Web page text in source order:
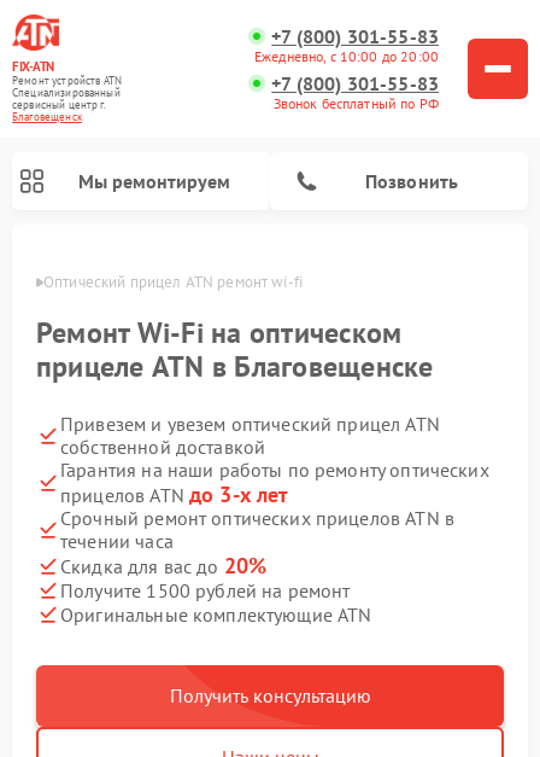
FIX-ATN
Ремонт устройств ATN
Специализированный
cервисный центр г.
Благовещенск
+7 (800) 301-55-83
Ежедневно, с 10:00 до 20:00
+7 (800) 301-55-83
Звонок бесплатный по РФ
Мы ремонтируем Позвонить
Оптический прицел ATN ремонт wi-fi
Ремонт Wi-Fi на оптическом
прицеле ATN в Благовещенске
Привезем и увезем оптический прицел ATN
собственной доставкой
Гарантия на наши работы по ремонту оптических
прицелов ATN до 3-х лет
Срочный ремонт оптических прицелов ATN в
течении часа
Скидка для вас до 20%
Получите 1500 рублей на ремонт
Оригинальные комплектующие ATN
Получить консультацию